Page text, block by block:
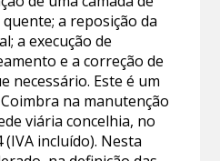
a reposição da
a execução de
e a correção de
necessário. Este é um
na manutenção
viária concelhia, no
(IVA incluído). Nesta